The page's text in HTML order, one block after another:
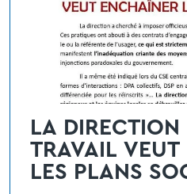
LA DIRECTION
TRAVAIL VEUT
LES PLANS